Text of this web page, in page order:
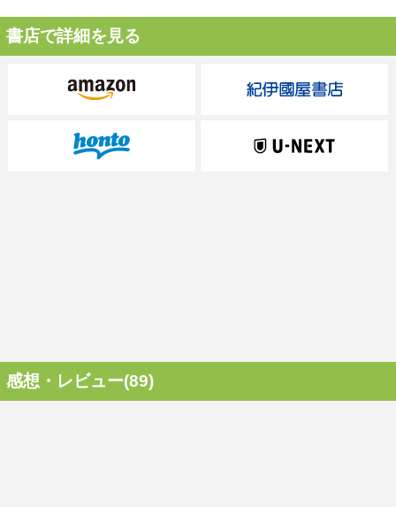
書店で詳細を見る
感想・レビュー(89)